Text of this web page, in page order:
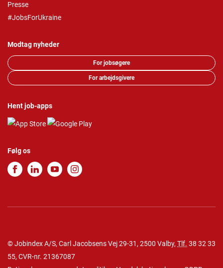
Presse
#JobsForUkraine
Modtag nyheder
For jobsøgere
For arbejdsgivere
Hent job-apps
Følg os
© Jobindex A/S, Carl Jacobsens Vej 29-31, 2500 Valby, Tlf. 38 32 33
55, CVR-nr. 21367087